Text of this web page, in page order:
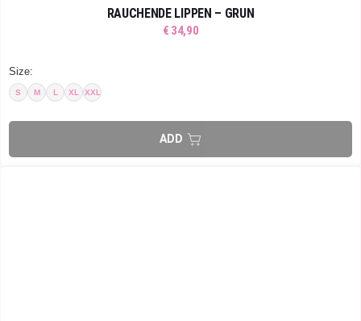
RAUCHENDE LIPPEN – GRÜN
€ 34,90
Size:
S M L XL XXL